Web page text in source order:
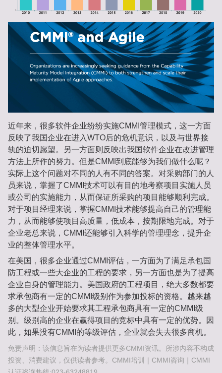
近年来，很多软件企业纷纷实施CMMI管理模式，这一方面
反映了我国企业在进入WTO后的危机意识，以及与世界接
轨的迫切愿望。另一方面则反映出我国软件企业在改进管理
方法上所作的努力。但是CMMI到底能够为我们做什么呢？
实际上这个问题对不同的人有不同的答案。对采购部门的人
员来说，掌握了CMMI技术可以有目的地考察项目实施人员
或公司的实施能力，从而保证所采购的项目能够顺利完成。
对于项目经理来说，掌握CMMI技术能够提高自己的管理能
力，从而能够使项目高质量，低成本，按期限地完成。对于
企业老总来说，CMMI还能够引入科学的管理理念，提升企
业的整体管理水平。
在美国，很多企业通过CMMI评估，一方面为了满足承包国
防工程或一些大企业的工程的要求，另一方面也是为了提高
企业自身的管理能力。美国政府的工程项目，绝大多数都要
求承包商有一定的CMMI级别作为参加投标的资格。越来越
多的大型企业开始要求其工程承包商具有一定的CMMI级
别。级别高的企业在赢得项目的竞标中具有一定的优势。因
此，如果没有CMMI的等级评估，企业就会失去很多商机。
免责声明：该信息旨在为读者提供更多CMMI资讯。所涉内容不构成
投资、消费建议，仅供读者参考。CMMI培训｜CMMI咨询｜CMMI